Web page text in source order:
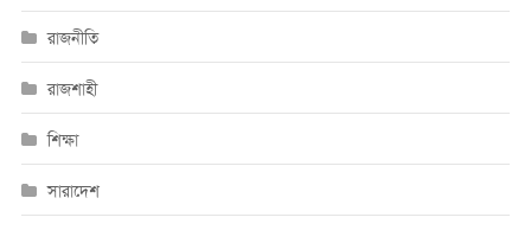
রাজনীতি
রাজশাহী
শিক্ষা
সারাদেশ